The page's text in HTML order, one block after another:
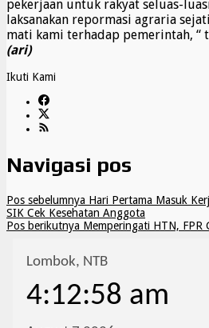
pekerjaan untuk rakyat seluas-
laksanakan repormasi agraria
mati kami terhadap pemerintah, “
(ari)
Ikuti Kami
Navigasi pos
Pos sebelumnya Hari Pertama Masuk
SIK Cek Kesehatan Anggota
Pos berikutnya Memperingati HTN, FPR